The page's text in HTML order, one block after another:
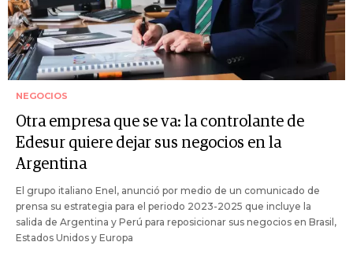
NEGOCIOS
Otra empresa que se va: la controlante de
Edesur quiere dejar sus negocios en la
Argentina
El grupo italiano Enel, anunció por medio de un comunicado de
prensa su estrategia para el periodo 2023-2025 que incluye la
salida de Argentina y Perú para reposicionar sus negocios en Brasil,
Estados Unidos y Europa